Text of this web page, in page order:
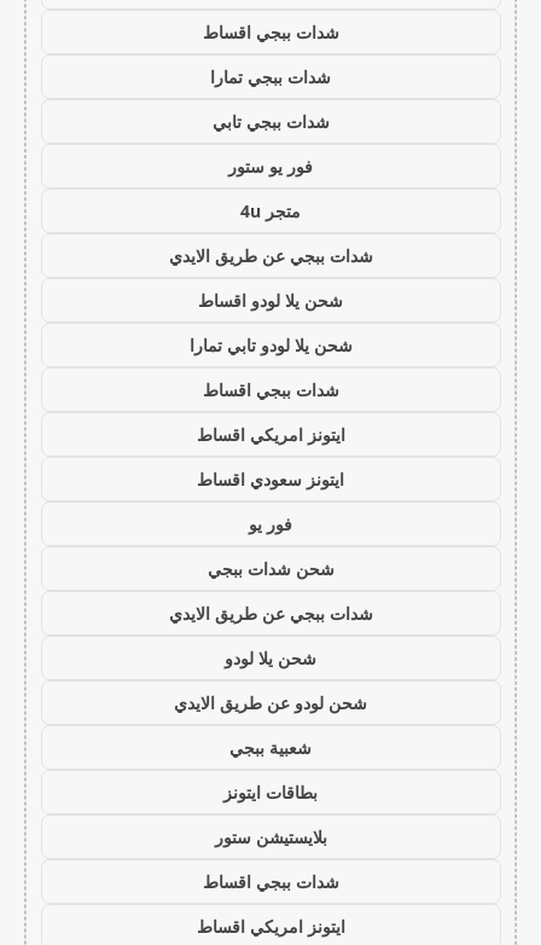
شدات ببجي اقساط
شدات ببجي تمارا
شدات ببجي تابي
فور يو ستور
متجر 4u
شدات ببجي عن طريق الايدي
شحن يلا لودو اقساط
شحن يلا لودو تابي تمارا
شدات ببجي اقساط
ايتونز امريكي اقساط
ايتونز سعودي اقساط
فور يو
شحن شدات ببجي
شدات ببجي عن طريق الايدي
شحن يلا لودو
شحن لودو عن طريق الايدي
شعبية ببجي
بطاقات ايتونز
بلايستيشن ستور
شدات ببجي اقساط
ايتونز امريكي اقساط